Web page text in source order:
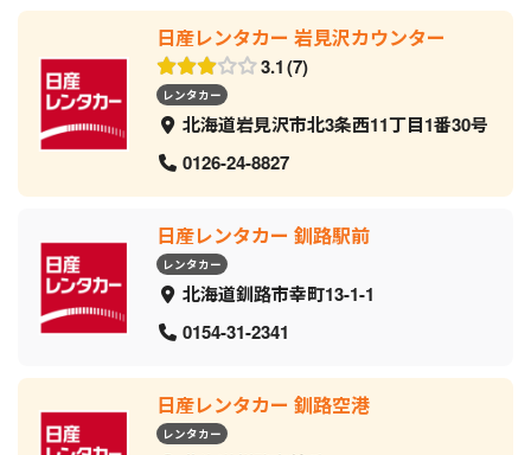
日産レンタカー 岩見沢カウンター
3.1 7
レンタカー
北海道岩見沢市北3条西11丁目1番30号
0126-24-8827
日産レンタカー 釧路駅前
レンタカー
北海道釧路市幸町13-1-1
0154-31-2341
日産レンタカー 釧路空港
レンタカー